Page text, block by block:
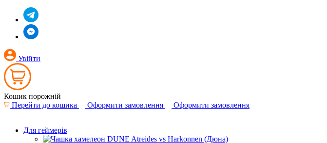
Увійти
Кошик порожній
Перейти до кошика
Оформити замовлення Оформити замовлення
Для геймерів